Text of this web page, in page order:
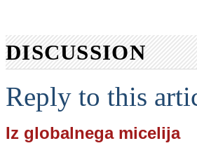
DISCUSSION
Reply to this
Iz globalnega micelija